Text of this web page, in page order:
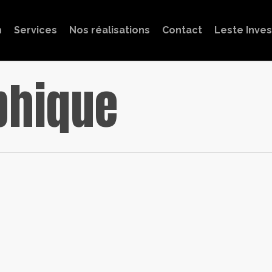
Services Nos réalisations Contact Leste